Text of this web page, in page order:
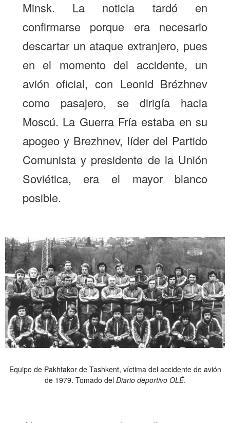
Minsk. La noticia tardó en
confirmarse porque era necesario
descartar un ataque extranjero, pues
en el momento del accidente, un
avión oficial, con Leonid Brézhnev
como pasajero, se dirigía hacia
Moscú. La Guerra Fría estaba en su
apogeo y Brezhnev, líder del Partido
Comunista y presidente de la Unión
Soviética, era el mayor blanco
posible.
Equipo de Pakhtakor de Tashkent, víctima del accidente de avión
de 1979. Tomado del Diario deportivo OLÉ.